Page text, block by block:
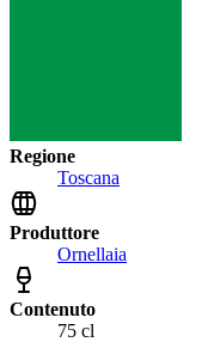
Regione
Toscana
Produttore
Ornellaia
Contenuto
75 cl